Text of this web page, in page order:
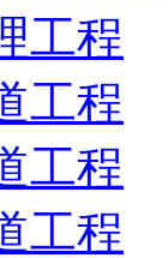
工程
工程
工程
工程